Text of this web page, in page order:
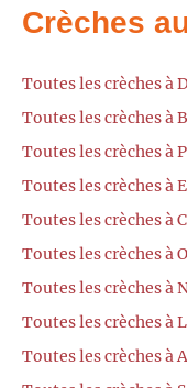
Crèches
Toutes les crèches à
Toutes les crèches à
Toutes les crèches à
Toutes les crèches à
Toutes les crèches à
Toutes les crèches à
Toutes les crèches à
Toutes les crèches à
Toutes les crèches à